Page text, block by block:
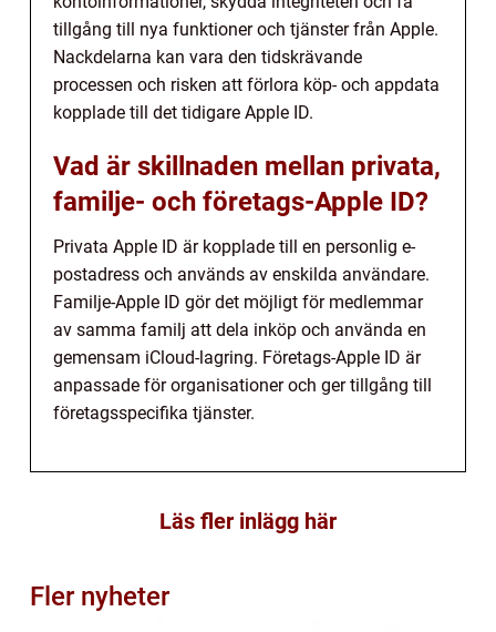
tillgång till nya funktioner och tjänster från Apple.
Nackdelarna kan vara den tidskrävande
processen och risken att förlora köp- och appdata
kopplade till det tidigare Apple ID.
Vad är skillnaden mellan privata,
familje- och företags-Apple ID?
Privata Apple ID är kopplade till en personlig e-
postadress och används av enskilda användare.
Familje-Apple ID gör det möjligt för medlemmar
av samma familj att dela inköp och använda en
gemensam iCloud-lagring. Företags-Apple ID är
anpassade för organisationer och ger tillgång till
företagsspecifika tjänster.
Läs fler inlägg här
Fler nyheter